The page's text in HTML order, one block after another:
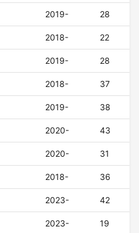
2019- 28
2018- 22
2019- 28
2018- 37
2019- 38
2020- 43
2020- 31
2018- 36
2023- 42
2023- 19